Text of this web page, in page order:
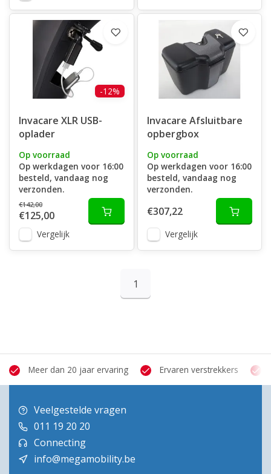
-12%
Invacare XLR USB-
oplader
Op voorraad
Op werkdagen voor 16:00
besteld, vandaag nog
verzonden.
€142,00
€125,00
Vergelijk
Invacare Afsluitbare
opbergbox
Op voorraad
Op werkdagen voor 16:00
besteld, vandaag nog
verzonden.
€307,22
Vergelijk
1
Meer dan 20 jaar ervaring Ervaren verstrekkers
Veelgestelde vragen
011 19 20 20
Connecting
info@megamobility.be